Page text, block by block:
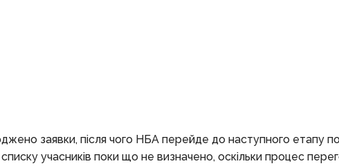
заявки, після чого НБА перейде до наступного етапу
учасників поки що не визначено, оскільки процес